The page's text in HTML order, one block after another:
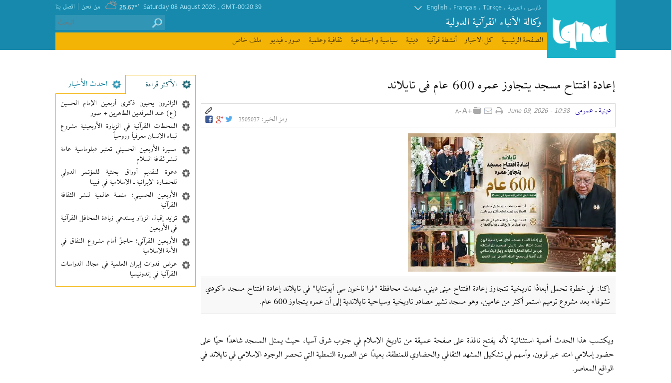
فارسی . العربیة .
Türkçe
.
Français
.
English
وکالة الأنباء القرآنیة الدولیة
اتصل بنا | من نحن GMT-00:20:39
25.67°
الصفحة الرئیسیة كل الاخبار أنشطة قرآنیة دينية سیاسیة و اجتماعیة ثقافیة وعلمیة صور ـ فيديو ملف خاص
إعادة افتتاح مسجد يتجاوز عمره 600 عام فی تایلاند
دينية » عمومی 10:38 - June 09, 2026
رمز الخبر:3505037
إکنا: في خطوة تحمل أبعادًا تاريخية تتجاوز إعادة افتتاح مبنى ديني، شهدت محافظة "فرا ناخون سي أيوتثايا" في تايلاند إعادة افتتاح مسجد «كودي
تشوفا» بعد مشروع ترميم استمر أكثر من عامين، وهو مسجد تشير مصادر تاريخية وسياحية تايلاندية إلى أن عمره يتجاوز 600 عام.
ويكتسب هذا الحدث أهمية استثنائية لأنه يفتح نافذة على صفحة عميقة من تاريخ الإسلام في جنوب شرق آسيا، حيث يمثل المسجد شاهدًا حيًا على
حضور إسلامي امتد عبر قرون، وأسهم في تشكيل المشهد الثقافي والحضاري للمنطقة، بعيدًا عن الصورة النمطية التي تحصر الوجود الإسلامي في تايلاند في
الواقع المعاصر.
الأکثر قراءة احدث الأخبار
الزائرون يحيون ذكرى أربعين الإمام الحسين
(ع) عند المرقدين الطاهرين + صور
المحطات القرآنية في الزيارة الأربعينية مشروع
لبناء الإنسان معرفیاً وروحياً
مسيرة الأربعين الحسيني تعتبر دبلوماسية عامة
لنشر ثقافة السلام
دعوة لتقديم أوراق بحثية للمؤتمر الدولي
للحضارة الإيرانية ـ الإسلامية في فيينا
الأربعين الحسيني؛ منصة عالمية لنشر الثقافة
القرآنية
تزايد إقبال الزوّار يستدعي زيادة المحافل القرآنية
في الأربعين
الأربعين القرآني؛ حاجزٌ أمام مشروع النفاق في
الأمة الإسلامية
عرض قدرات إيران العلمية في مجال الدراسات
القرآنية في إندونيسيا